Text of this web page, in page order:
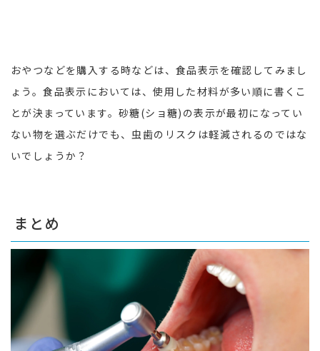
おやつなどを購入する時などは、食品表示を確認してみまし
ょう。食品表示においては、使用した材料が多い順に書くこ
とが決まっています。砂糖(ショ糖)の表示が最初になってい
ない物を選ぶだけでも、虫歯のリスクは軽減されるのではな
いでしょうか？
まとめ